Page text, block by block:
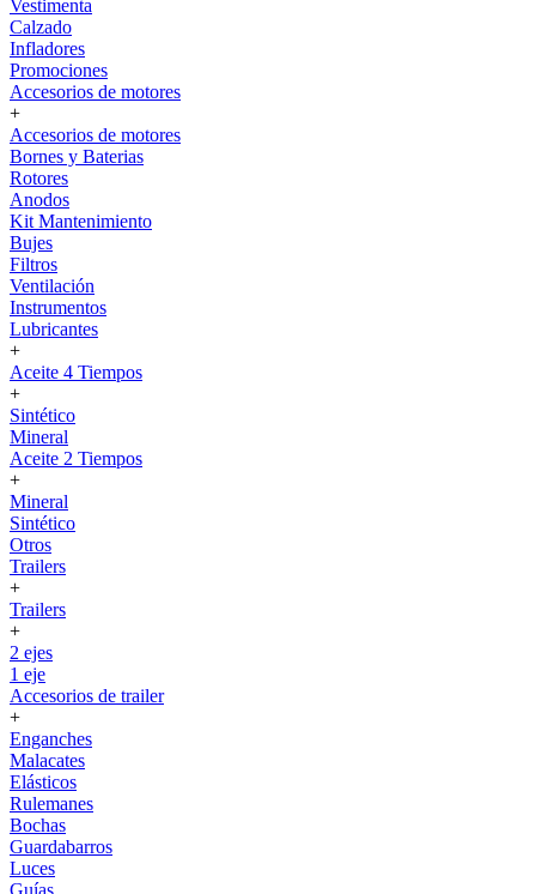
Vestimenta
Calzado
Infladores
Promociones
Accesorios de motores
+
Accesorios de motores
Bornes y Baterias
Rotores
Anodos
Kit Mantenimiento
Bujes
Filtros
Ventilación
Instrumentos
Lubricantes
+
Aceite 4 Tiempos
+
Sintético
Mineral
Aceite 2 Tiempos
+
Mineral
Sintético
Otros
Trailers
+
Trailers
+
2 ejes
1 eje
Accesorios de trailer
+
Enganches
Malacates
Elásticos
Rulemanes
Bochas
Guardabarros
Luces
Guías